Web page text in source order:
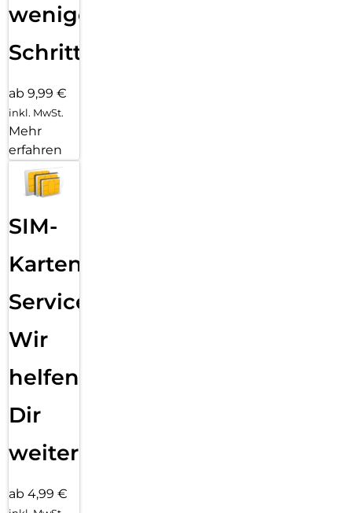
wenigen
Schritten
ab 9,99 €
inkl. MwSt.
Mehr
erfahren
SIM-
Karten
Service:
Wir
helfen
Dir
weiter
ab 4,99 €